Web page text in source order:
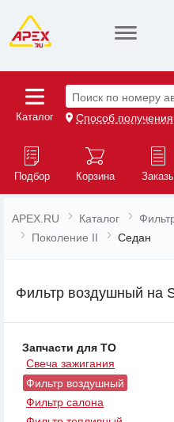
Каталог
Поиск по номеру
Способ
Подбор Корзина
APEX.RU Каталог
Поколение II
Седан
Фильтр воздушный на
Запчасти для ТО
Свеча зажигания
Фильтр воздушный
Фильтр салона